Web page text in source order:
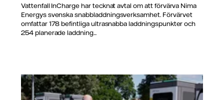
Vattenfall InCharge har tecknat avtal om att förvärva Nima
Energys svenska snabbladdningsverksamhet. Förvärvet
omfattar 178 befintliga ultrasnabba laddningspunkter och
254 planerade laddning...